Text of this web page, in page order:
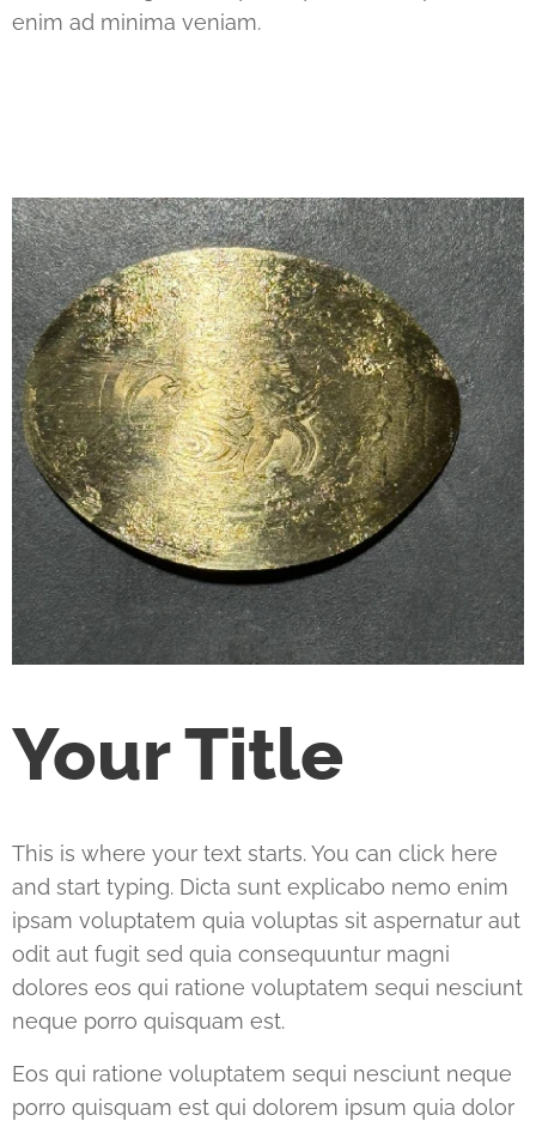
enim ad minima veniam.
Your Title
This is where your text starts. You can click here
and start typing. Dicta sunt explicabo nemo enim
ipsam voluptatem quia voluptas sit aspernatur aut
odit aut fugit sed quia consequuntur magni
dolores eos qui ratione voluptatem sequi nesciunt
neque porro quisquam est.
Eos qui ratione voluptatem sequi nesciunt neque
porro quisquam est qui dolorem ipsum quia dolor